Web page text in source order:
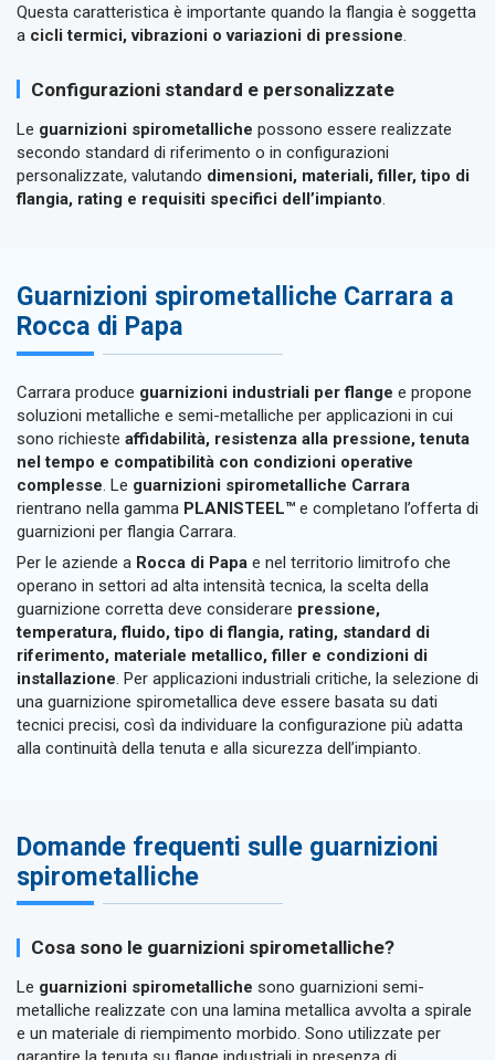
Questa caratteristica è importante quando la flangia è soggetta
a cicli termici, vibrazioni o variazioni di pressione.
Configurazioni standard e personalizzate
Le guarnizioni spirometalliche possono essere realizzate
secondo standard di riferimento o in configurazioni
personalizzate, valutando dimensioni, materiali, filler, tipo di
flangia, rating e requisiti specifici dell’impianto.
Guarnizioni spirometalliche Carrara a
Rocca di Papa
Carrara produce guarnizioni industriali per flange e propone
soluzioni metalliche e semi-metalliche per applicazioni in cui
sono richieste affidabilità, resistenza alla pressione, tenuta
nel tempo e compatibilità con condizioni operative
complesse . Le guarnizioni spirometalliche Carrara
rientrano nella gamma PLANISTEEL™ e completano l’offerta di
guarnizioni per flangia Carrara.
Per le aziende a Rocca di Papa e nel territorio limitrofo che
operano in settori ad alta intensità tecnica, la scelta della
guarnizione corretta deve considerare pressione,
temperatura, fluido, tipo di flangia, rating, standard di
riferimento, materiale metallico, filler e condizioni di
installazione. Per applicazioni industriali critiche, la selezione di
una guarnizione spirometallica deve essere basata su dati
tecnici precisi, così da individuare la configurazione più adatta
alla continuità della tenuta e alla sicurezza dell’impianto.
Domande frequenti sulle guarnizioni
spirometalliche
Cosa sono le guarnizioni spirometalliche?
Le guarnizioni spirometalliche sono guarnizioni semi-
metalliche realizzate con una lamina metallica avvolta a spirale
e un materiale di riempimento morbido. Sono utilizzate per